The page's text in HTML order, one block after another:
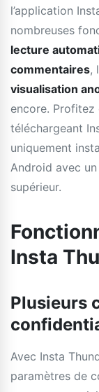
l’application
nombreuses
lecture
commentaires,
visualisation
encore. Profitez
téléchargeant
uniquement
Android avec
supérieur.
Insta
Plusieurs
Avec Insta
paramètres de